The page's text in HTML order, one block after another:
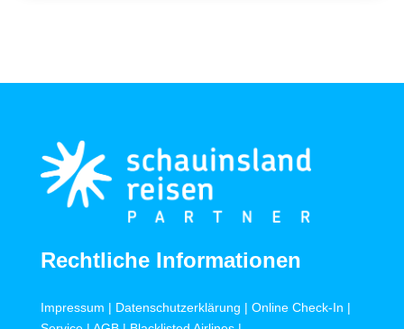
Rechtliche Informationen
Impressum | Datenschutzerklärung | Online Check-In |